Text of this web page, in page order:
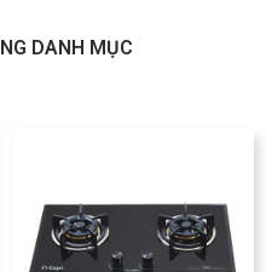
DANH MỤC